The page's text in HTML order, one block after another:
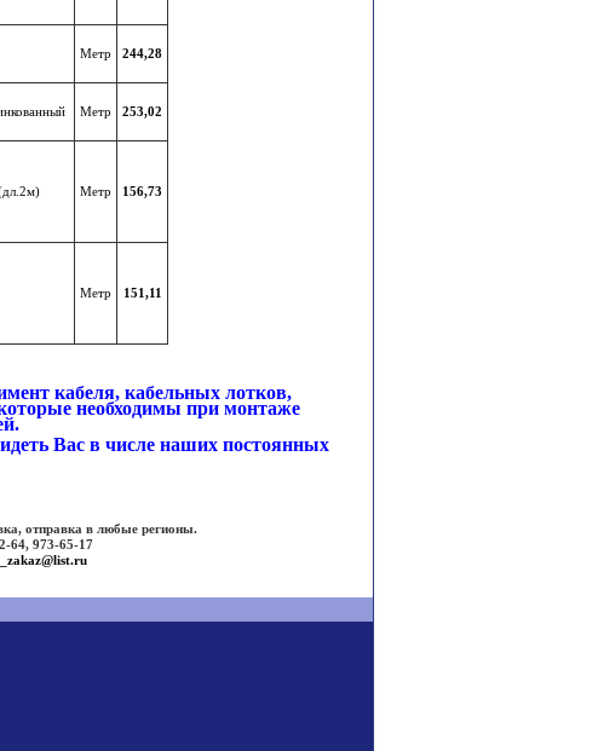
Метр 244,28
Метр 253,02
Метр 156,73
Метр 151,11
кабеля, кабельных лотков,
необходимы при монтаже
Вас в числе наших постоянных
отправка в любые регионы.
64, 973-65-17